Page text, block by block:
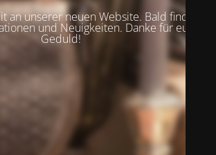
an unserer neuen Website. Bald findet ihr
und Neuigkeiten. Danke für eure
Geduld!